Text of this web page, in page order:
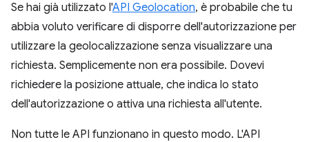
Se hai già utilizzato l'API Geolocation, è probabile che tu
abbia voluto verificare di disporre dell'autorizzazione per
utilizzare la geolocalizzazione senza visualizzare una
richiesta. Semplicemente non era possibile. Dovevi
richiedere la posizione attuale, che indica lo stato
dell'autorizzazione o attiva una richiesta all'utente.
Non tutte le API funzionano in questo modo. L'API